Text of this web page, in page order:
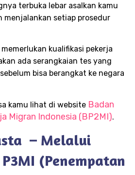
terbuka lebar asalkan kamu
menjalankan setiap prosedur
kualifikasi pekerja
ada serangkaian tes yang
bisa berangkat ke negara
kamu lihat di website Badan
Migran Indonesia (BP2MI).
– Melalui
(Penempatan